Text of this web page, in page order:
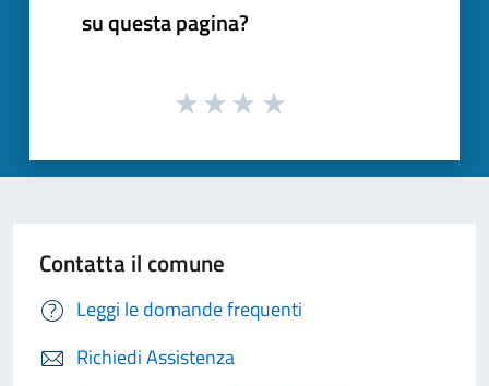
su questa pagina?
Contatta il comune
Leggi le domande frequenti
Richiedi Assistenza